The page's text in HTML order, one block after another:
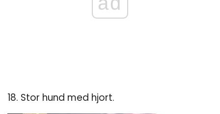
18. Stor hund med hjort.